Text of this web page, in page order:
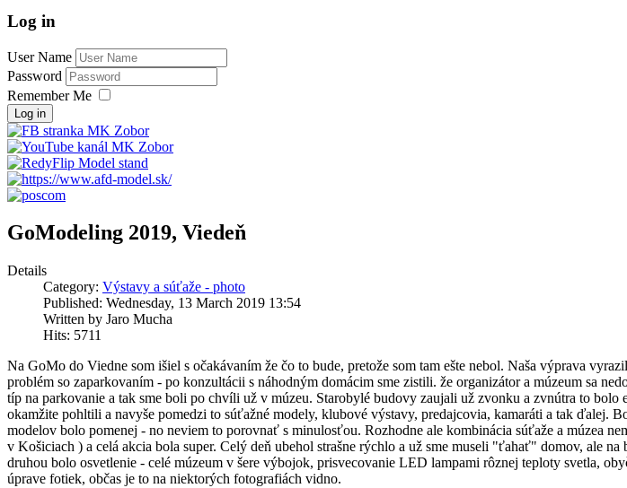
Log in
User Name
Password
Remember Me
Log in
GoModeling 2019, Viedeň
Details
Category: Výstavy a súťaže - photo
Published: Wednesday, 13 March 2019 13:54
Written by Jaro Mucha
Hits: 5711
Na GoMo do Viedne som išiel s očakávaním že čo to bude, pretože som tam ešte nebol. Naša výprava
problém so zaparkovaním - po konzultácii s náhodným domácim sme zistili. že organizátor a múzeum sa
típ na parkovanie a tak sme boli po chvíli už v múzeu. Starobylé budovy zaujali už zvonku a zvnútra to bolo
okamžite pohltili a navyše pomedzi to súťažné modely, klubové výstavy, predajcovia, kamaráti a tak ďalej.
modelov bolo pomenej - no neviem to porovnať s minulosťou. Rozhodne ale kombinácia súťaže a múzea
v Košiciach ) a celá akcia bola super. Celý deň ubehol strašne rýchlo a už sme museli "ťahať" domov, ale
druhou bolo osvetlenie - celé múzeum v šere výbojok, prisvecovanie LED lampami rôznej teploty svetla,
úprave fotiek, občas je to na niektorých fotografiách vidno.